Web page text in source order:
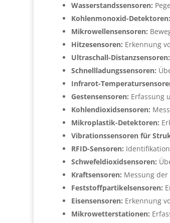
Wasserstandssensoren:
Kohlenmonoxid-Detektoren:
Mikrowellensensoren:
Hitzesensoren: Erkennung
Ultraschall-Distanzsensoren:
Schnellladungssensoren:
Infrarot-
Gestensensoren: Erfassung
Kohlendioxidsensoren:
Mikroplastik-Detektoren:
Vibrationssensoren für
RFID-Sensoren:
Schwefeldioxidsensoren:
Kraftsensoren: Messung
Feststoffpartikelsensoren:
Eisensensoren: Erkennung
Mikrowetterstationen: